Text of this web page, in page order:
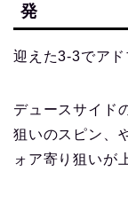
発
迎えた3-3でアド
デュースサイド
狙いのスピン、
ォア寄り狙いが